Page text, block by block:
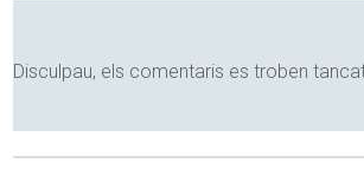
Disculpau, els comentaris es troben